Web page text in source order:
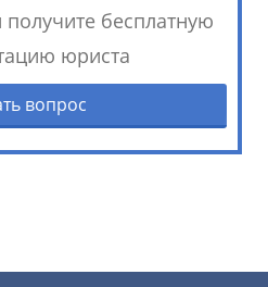
бесплатную
юриста
вопрос